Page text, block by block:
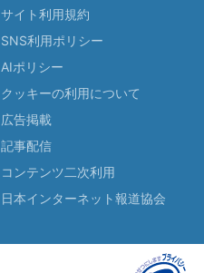
サイト利用規約
SNS利用ポリシー
AIポリシー
クッキーの利用について
広告掲載
記事配信
コンテンツ二次利用
日本インターネット報道協会